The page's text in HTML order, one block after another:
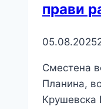
прави
05.08.2025
Сместена
Планина,
Крушевска